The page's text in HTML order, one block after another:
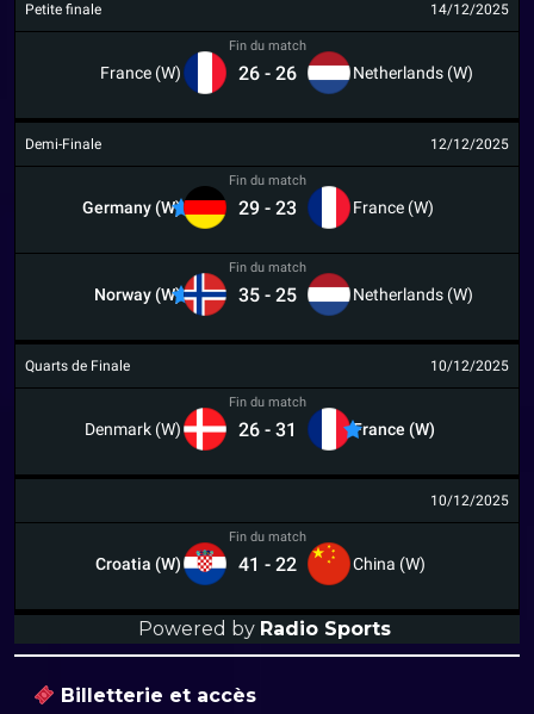
Petite finale 14/12/2025
France (W)
Fin du match
26 - 26 Netherlands (W)
Demi-Finale 12/12/2025
Germany (W)
Fin du match
29 - 23 France (W)
Norway (W)
Fin du match
35 - 25 Netherlands (W)
Quarts de Finale 10/12/2025
Denmark (W)
Fin du match
26 - 31 France (W)
10/12/2025
Croatia (W)
Fin du match
41 - 22 China (W)
Powered by Radio Sports
Billetterie et accès